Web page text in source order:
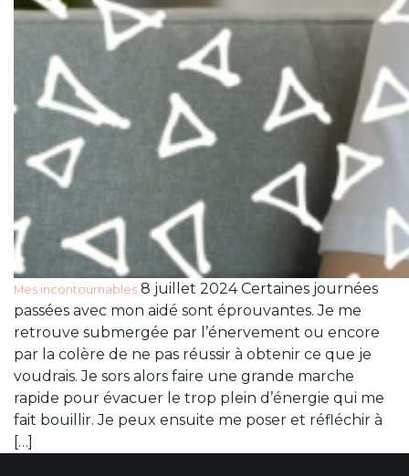
Mes incontournables 8 juillet 2024 Certaines journées
passées avec mon aidé sont éprouvantes. Je me
retrouve submergée par l’énervement ou encore
par la colère de ne pas réussir à obtenir ce que je
voudrais. Je sors alors faire une grande marche
rapide pour évacuer le trop plein d’énergie qui me
fait bouillir. Je peux ensuite me poser et réfléchir à
[…]